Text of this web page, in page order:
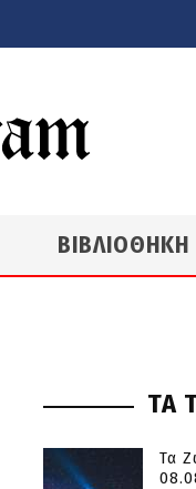
ΒΙΒΛΙΟΘΗΚΗ
ΤΑ
Τα